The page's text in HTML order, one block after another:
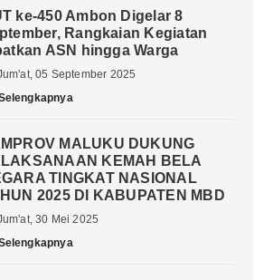
ke-450 Ambon Digelar 8
Rangkaian Kegiatan
ASN hingga Warga
05 September 2025
MALUKU DUKUNG
KEMAH BELA
TINGKAT NASIONAL
2025 DI KABUPATEN MBD
30 Mei 2025